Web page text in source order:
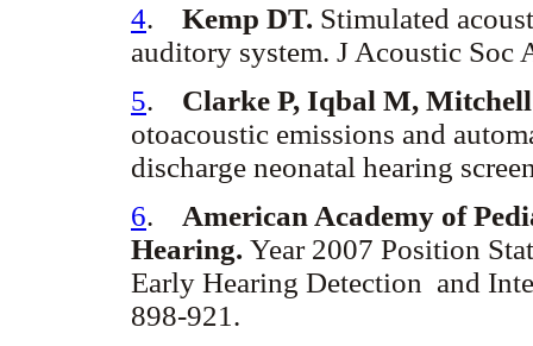
4. Kemp DT. Stimulated
auditory system. J Acoustic Soc
5. Clarke P, Iqbal M,
otoacoustic emissions and
discharge neonatal hearing
6. American Academy of
Hearing. Year 2007 Position
Early Hearing Detection and
898-921.